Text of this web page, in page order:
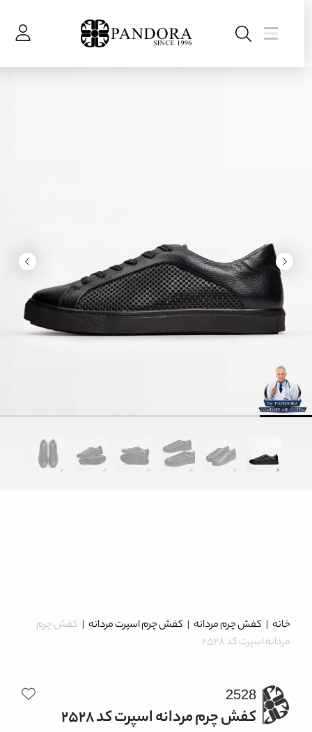
خانه | کفش چرم مردانه| کفش چرم اسپرت مردانه| کفش چرم
مردانه اسپرت کد 2528
2528
کفش چرم مردانه اسپرت کد 2528